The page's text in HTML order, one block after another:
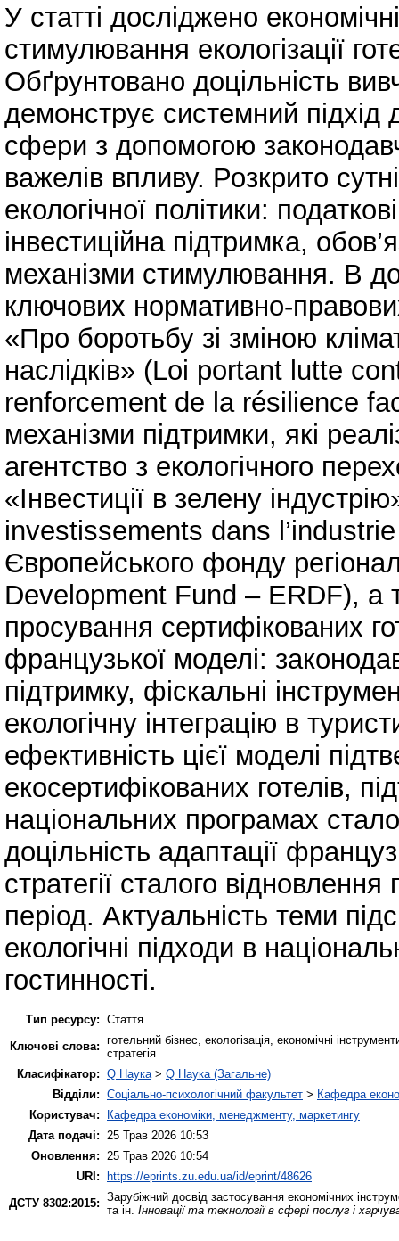
У статті досліджено
стимулювання екологізації
Обґрунтовано доцільність
демонструє системний підхід
сфери з допомогою
важелів впливу. Розкрито
екологічної політики:
інвестиційна підтримка,
механізми стимулювання. В
ключових нормативно-
«Про боротьбу зі зміною
наслідків» (Loi portant lutte
renforcement de la résilience
механізми підтримки, які
агентство з екологічного
«Інвестиції в зелену
investissements dans
Європейського фонду
Development Fund – ERDF), а
просування сертифікованих
французької моделі:
підтримку, фіскальні
екологічну інтеграцію в
ефективність цієї моделі
екосертифікованих готелів,
національних програмах
доцільність адаптації
стратегії сталого
період. Актуальність теми
екологічні підходи в
гостинності.
Тип ресурсу: Стаття
Ключові слова: готельний бізнес, екологізація, економічні
стратегія
Класифікатор: Q Наука > Q Наука (Загальне)
Відділи: Соціально-психологічний факультет > Кафедра
Користувач:
Кафедра економіки, менеджменту, маркетингу
Дата подачі:
25 Трав 2026 10:53
Оновлення:
25 Трав 2026 10:54
URI: https://eprints.zu.edu.ua/id/eprint/48626
ДСТУ 8302:2015: Зарубіжний досвід застосування економічних
та ін. Інновації та технології в сфері послуг і